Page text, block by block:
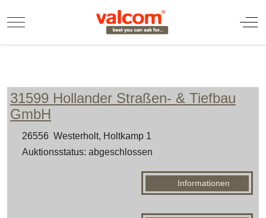
Mobile Menu Toggle Off-
31599 Hollander Straßen- & Tiefbau
GmbH
26556 Westerholt, Holtkamp 1
Auktionsstatus: abgeschlossen
Informationen